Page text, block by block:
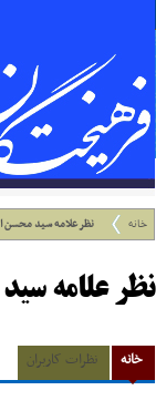
خانه نظر علامه سید محسن
نظر علامه
خانه نظرات کاربران